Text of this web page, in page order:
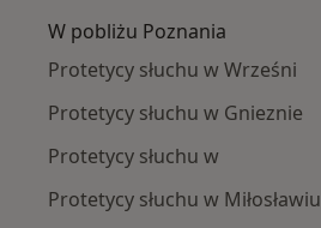
W pobliżu Poznania
Protetycy słuchu w Wrześni
Protetycy słuchu w Gnieznie
Protetycy słuchu w
Protetycy słuchu w Miłosławiu